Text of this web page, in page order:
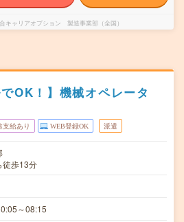
キャリアオプション 製造事業部（全国）
OK！】機械オペレータ
支給あり WEB登録OK 派遣
徒歩13分
～08:15